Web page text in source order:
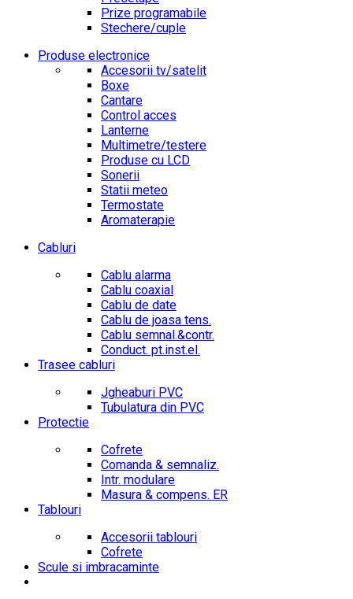
Prize programabile
Stechere/cuple
Produse electronice
Accesorii tv/satelit
Boxe
Cantare
Control acces
Lanterne
Multimetre/testere
Produse cu LCD
Sonerii
Statii meteo
Termostate
Aromaterapie
Cabluri
Cablu alarma
Cablu coaxial
Cablu de date
Cablu de joasa tens.
Cablu semnal.&contr.
Conduct. pt.inst.el.
Trasee cabluri
Jgheaburi PVC
Tubulatura din PVC
Protectie
Cofrete
Comanda & semnaliz.
Intr. modulare
Masura & compens. ER
Tablouri
Accesorii tablouri
Cofrete
Scule si imbracaminte